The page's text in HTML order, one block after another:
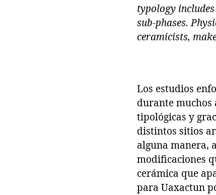
typology
sub-phases.
ceramicists,
Los estudios
durante muchos
tipológicas y
distintos sitios
alguna manera,
modificaciones
cerámica que
para Uaxactun